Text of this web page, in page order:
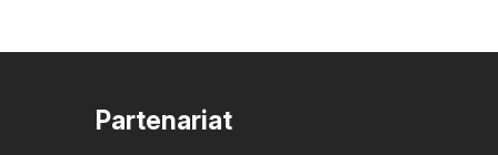
Partenariat